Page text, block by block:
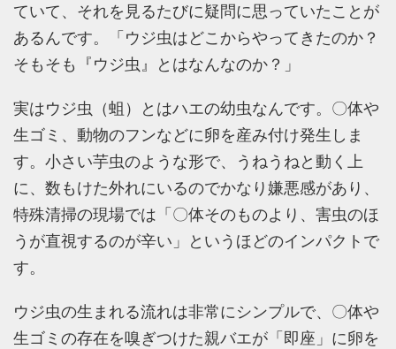
ていて、それを見るたびに疑問に思っていたことが
あるんです。「ウジ虫はどこからやってきたのか？
そもそも『ウジ虫』とはなんなのか？」
実はウジ虫（蛆）とはハエの幼虫なんです。〇体や
生ゴミ、動物のフンなどに卵を産み付け発生しま
す。小さい芋虫のような形で、うねうねと動く上
に、数もけた外れにいるのでかなり嫌悪感があり、
特殊清掃の現場では「〇体そのものより、害虫のほ
うが直視するのが辛い」というほどのインパクトで
す。
ウジ虫の生まれる流れは非常にシンプルで、〇体や
生ゴミの存在を嗅ぎつけた親バエが「即座」に卵を